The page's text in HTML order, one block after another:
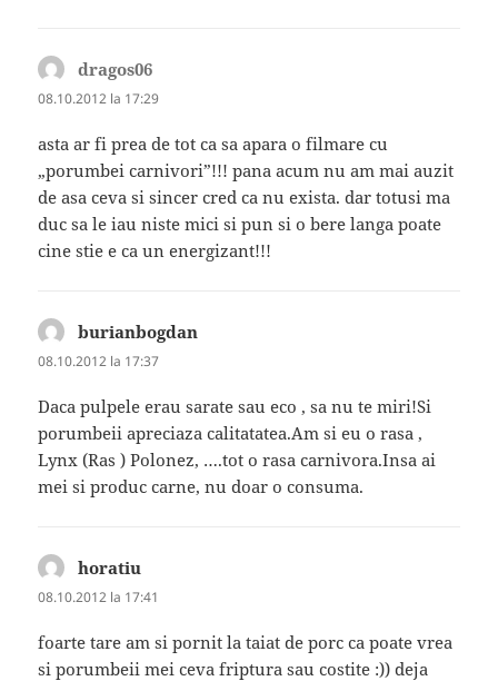
dragos06
08.10.2012 la 17:29
asta ar fi prea de tot ca sa apara o filmare cu
„porumbei carnivori”!!! pana acum nu am mai auzit
de asa ceva si sincer cred ca nu exista. dar totusi ma
duc sa le iau niste mici si pun si o bere langa poate
cine stie e ca un energizant!!!
burianbogdan
08.10.2012 la 17:37
Daca pulpele erau sarate sau eco , sa nu te miri!Si
porumbeii apreciaza calitatatea.Am si eu o rasa ,
Lynx (Ras ) Polonez, ….tot o rasa carnivora.Insa ai
mei si produc carne, nu doar o consuma.
horatiu
08.10.2012 la 17:41
foarte tare am si pornit la taiat de porc ca poate vrea
si porumbeii mei ceva friptura sau costite :)) deja